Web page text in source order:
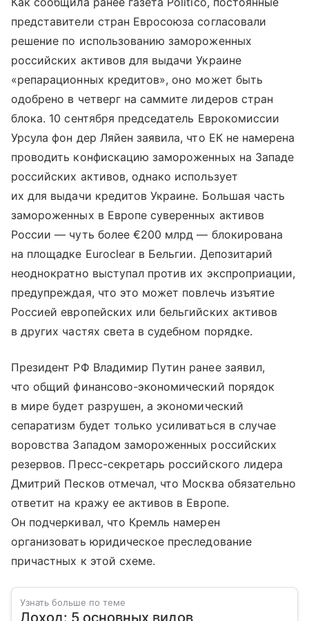
представители стран Евросоюза согласовали
решение по использованию замороженных
российских активов для выдачи Украине
«репарационных кредитов», оно может быть
одобрено в четверг на саммите лидеров стран
блока. 10 сентября председатель Еврокомиссии
Урсула фон дер Ляйен заявила, что ЕК не намерена
проводить конфискацию замороженных на Западе
российских активов, однако использует
их для выдачи кредитов Украине. Большая часть
замороженных в Европе суверенных активов
России — чуть более €200 млрд — блокирована
на площадке Euroclear в Бельгии. Депозитарий
неоднократно выступал против их экспроприации,
предупреждая, что это может повлечь изъятие
Россией европейских или бельгийских активов
в других частях света в судебном порядке.
Президент РФ Владимир Путин ранее заявил,
что общий финансово-экономический порядок
в мире будет разрушен, а экономический
сепаратизм будет только усиливаться в случае
воровства Западом замороженных российских
резервов. Пресс-секретарь российского лидера
Дмитрий Песков отмечал, что Москва обязательно
ответит на кражу ее активов в Европе.
Он подчеркивал, что Кремль намерен
организовать юридическое преследование
причастных к этой схеме.
Узнать больше по теме
Доход: 5 основных видов